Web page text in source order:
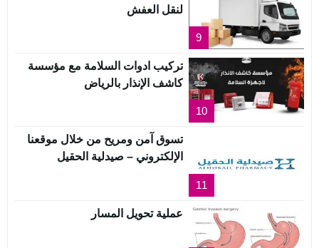
9
لنقل العفش
10
تركيب ادوات السلامة مع مؤسسة
كاشف الإنذار بالرياض
11
تسوق آمن ومريح من خلال موقعنا
الإلكتروني – صيدلية الحقيل
عملية تحويل المسار